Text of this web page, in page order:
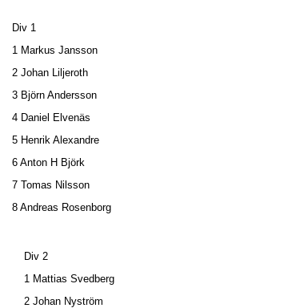
Div 1
1 Markus Jansson
2 Johan Liljeroth
3 Björn Andersson
4 Daniel Elvenäs
5 Henrik Alexandre
6 Anton H Björk
7 Tomas Nilsson
8 Andreas Rosenborg
Div 2
1 Mattias Svedberg
2 Johan Nyström